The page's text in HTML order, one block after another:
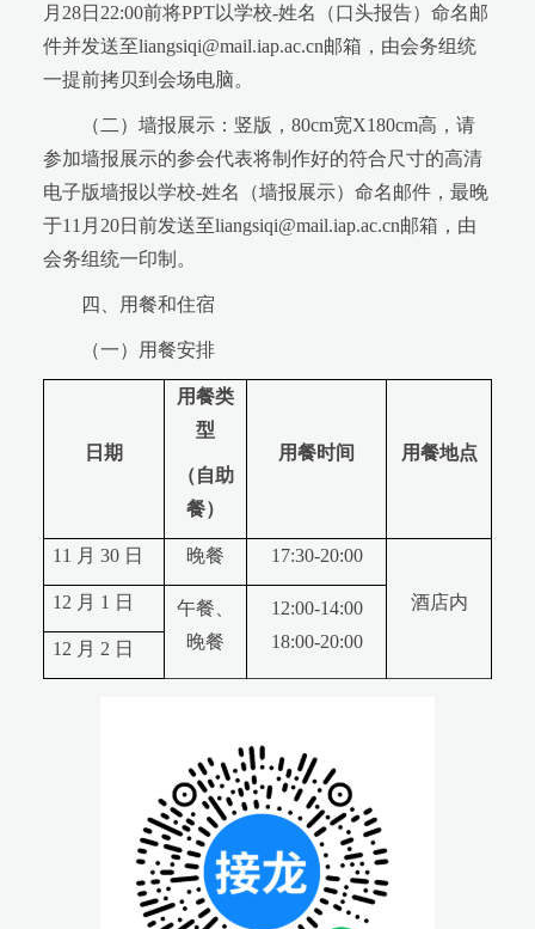
月28日22:00前将PPT以学校-姓名（口头报告）命名邮
件并发送至liangsiqi@mail.iap.ac.cn邮箱，由会务组统
一提前拷贝到会场电脑。
（二）墙报展示：竖版，80cm宽X180cm高，请
参加墙报展示的参会代表将制作好的符合尺寸的高清
电子版墙报以学校-姓名（墙报展示）命名邮件，最晚
于11月20日前发送至liangsiqi@mail.iap.ac.cn邮箱，由
会务组统一印制。
四、用餐和住宿
（一）用餐安排
日期
用餐类
型
（自助
餐）
用餐时间 用餐地点
11 月 30 日 晚餐 17:30-20:00
酒店内
12 月 1 日
午餐、
晚餐
12:00-14:00
18:00-20:00
12 月 2 日